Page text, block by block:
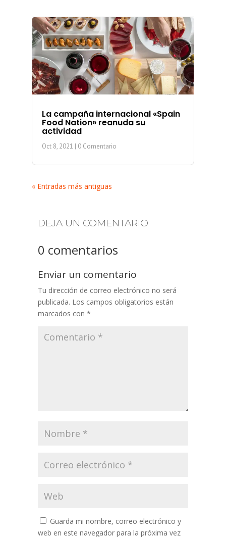
La campaña internacional «Spain
Food Nation» reanuda su
actividad
Oct 8, 2021 | 0 Comentario
« Entradas más antiguas
DEJA UN COMENTARIO
0 comentarios
Enviar un comentario
Tu dirección de correo electrónico no será
publicada. Los campos obligatorios están
marcados con *
Guarda mi nombre, correo electrónico y
web en este navegador para la próxima vez